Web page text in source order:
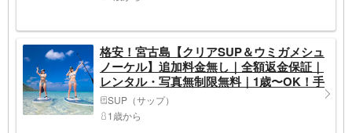
格安！宮古島【クリアSUP＆ウミガメシュ
ノーケル】追加料金無し｜全額返金保証｜
レンタル・写真無制限無料｜1歳〜OK！手
ぶらOK
SUP（サップ）
1歳から